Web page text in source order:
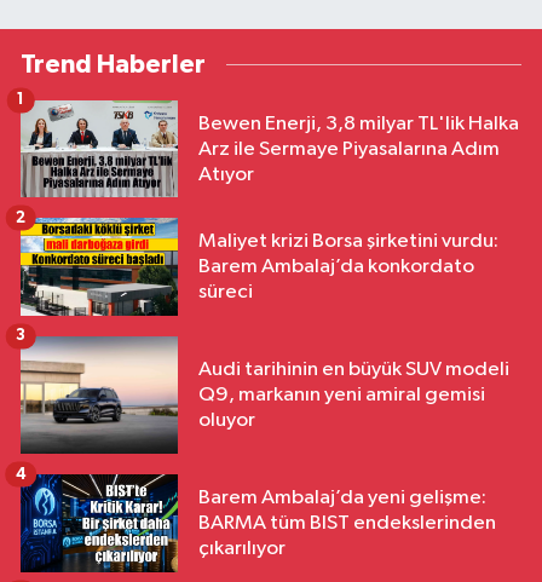
Trend Haberler
Bewen Enerji, 3,8 milyar TL'lik Halka
Arz ile Sermaye Piyasalarına Adım
Atıyor
1
Maliyet krizi Borsa şirketini vurdu:
Barem Ambalaj’da konkordato
süreci
2
Audi tarihinin en büyük SUV modeli
Q9, markanın yeni amiral gemisi
oluyor
3
Barem Ambalaj’da yeni gelişme:
BARMA tüm BIST endekslerinden
çıkarılıyor
4